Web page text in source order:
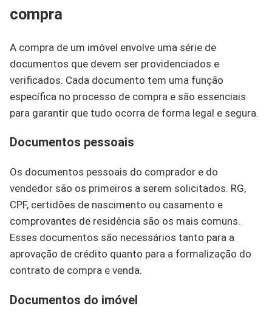
compra
A compra de um imóvel envolve uma série de
documentos que devem ser providenciados e
verificados. Cada documento tem uma função
específica no processo de compra e são essenciais
para garantir que tudo ocorra de forma legal e segura.
Documentos pessoais
Os documentos pessoais do comprador e do
vendedor são os primeiros a serem solicitados. RG,
CPF, certidões de nascimento ou casamento e
comprovantes de residência são os mais comuns.
Esses documentos são necessários tanto para a
aprovação de crédito quanto para a formalização do
contrato de compra e venda.
Documentos do imóvel